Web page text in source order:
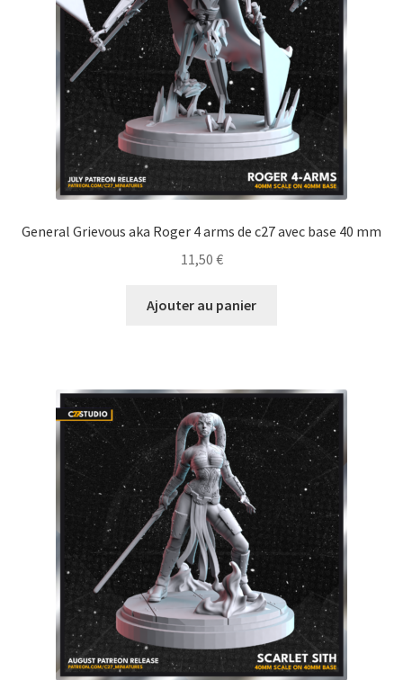
General Grievous aka Roger 4 arms de c27 avec base 40 mm
11,50 €
Ajouter au panier